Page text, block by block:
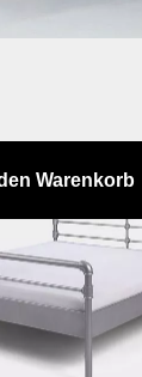
Stahl
Warenkorb
in aufwändiger
das Bett
alle Fans von